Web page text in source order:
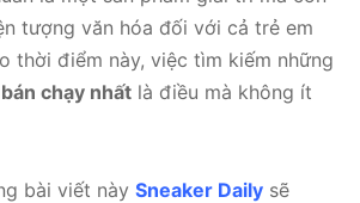
tượng văn hóa đối với cả trẻ em
thời điểm này, việc tìm kiếm những
chạy nhất là điều mà không ít
bài viết này Sneaker Daily sẽ